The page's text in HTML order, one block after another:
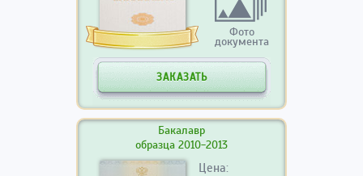
Фото
документа
ЗАКАЗАТЬ
Бакалавр
образца 2010-2013
Цена: